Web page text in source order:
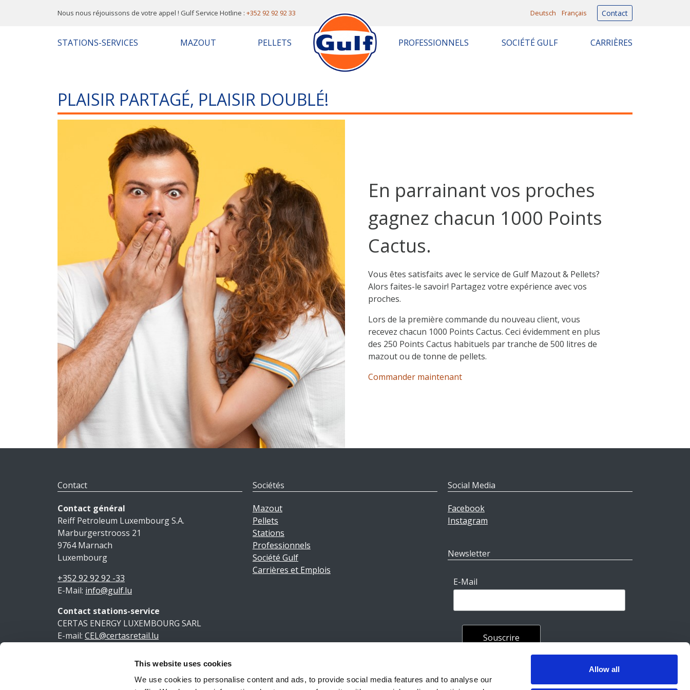
This website uses cookies
We use cookies to personalise content and ads, to provide social media features and to analyse our
Allow all
Nous nous réjouissons de votre appel ! Gulf Service Hotline : +352 92 92 92 33 Deutsch Français Contact
STATIONS-SERVICES MAZOUT PELLETS PROFESSIONNELS SOCIÉTÉ GULF CARRIÈRES
PLAISIR PARTAGÉ, PLAISIR DOUBLÉ!
En parrainant vos proches
gagnez chacun 1000 Points
Cactus.
Vous êtes satisfaits avec le service de Gulf Mazout & Pellets?
Alors faites-le savoir! Partagez votre expérience avec vos
proches.
Lors de la première commande du nouveau client, vous
recevez chacun 1000 Points Cactus. Ceci évidemment en plus
des 250 Points Cactus habituels par tranche de 500 litres de
mazout ou de tonne de pellets.
Commander maintenant
Contact
Contact général
Reiff Petroleum Luxembourg S.A.
Marburgerstrooss 21
9764 Marnach
Luxembourg
+352 92 92 92 -33
E-Mail: info@gulf.lu
Contact stations-service
CERTAS ENERGY LUXEMBOURG SARL
E-mail: CEL@certasretail.lu
Sociétés
Mazout
Pellets
Stations
Professionnels
Société Gulf
Carrières et Emplois
Social Media
Facebook
Instagram
Newsletter
E-Mail
Mentions légales|Politique de confidentialité|Conditions générales